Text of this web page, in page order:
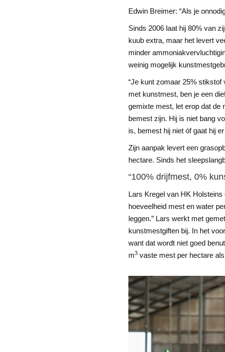
Edwin Breimer: “Als je
Sinds 2006 laat hij 80% van
kuub extra, maar het levert
minder
weinig mogelijk
“Je kunt zomaar 25% stikstof
met kunstmest, ben je een
gemixte mest, let erop dat de
bemest zijn. Hij is niet bang
is, bemest hij niet óf gaat hij
Zijn aanpak levert een
hectare. Sinds het
“100% drijfmest, 0%
Lars Kregel van HK
hoeveelheid mest en water
leggen.” Lars werkt met
kunstmestgiften bij. In het
want dat wordt niet goed
m3 vaste mest per hectare